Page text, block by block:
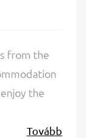
from the
the
Tovább